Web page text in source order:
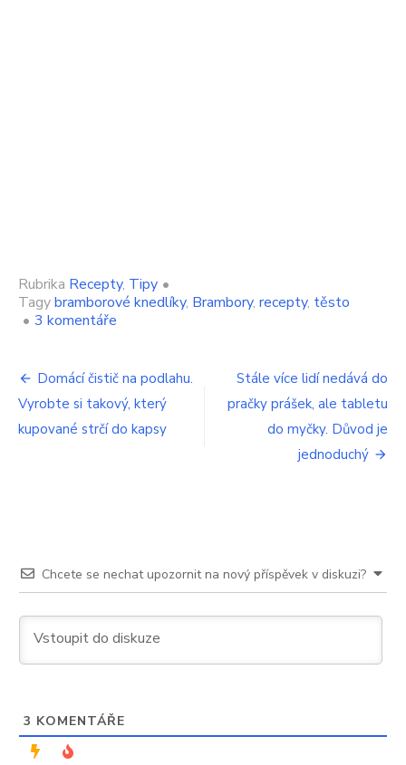
Rubrika Recepty, Tipy •
Tagybramborové knedlíky, Brambory, recepty, těsto
• 3 komentáře
názvem
Desetiminutové
bramborové
knedlíky
těsto
z
Navigace
pro
příspěvek
Domácí čistič na podlahu.
Vyrobte si takový, který
kupované strčí do kapsy
Stále více lidí nedává do
pračky prášek, ale tabletu
do myčky. Důvod je
jednoduchý
Chcete se nechat upozornit na nový příspěvek v diskuzi?
3 KOMENTÁŘE